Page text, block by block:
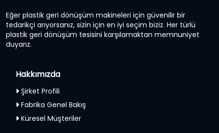
Eğer plastik geri dönüşüm makineleri için güvenilir bir
tedarikçi arıyorsanız, sizin için en iyi seçim biziz. Her türlü
plastik geri dönüşüm tesisini karşılamaktan memnuniyet
duyarız.
Hakkımızda
Şirket Profili
Fabrika Genel Bakış
Küresel Müşteriler